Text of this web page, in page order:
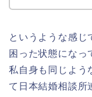
というような感じ
困った状態になっ
私自身も同じよう
て日本結婚相談所